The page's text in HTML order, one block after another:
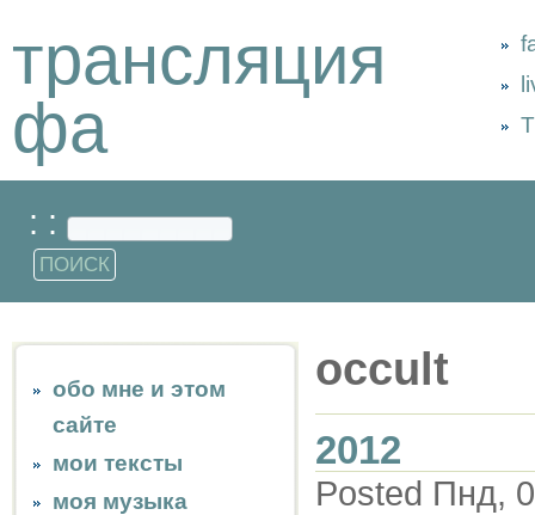
трансляция
фа
: :
обо мне и этом
сайте
мои тексты
моя музыка
occult
2012
Posted Пнд,